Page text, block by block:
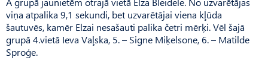
viņa atpalika 9,1 sekundi, bet uzvarētājai viena kļūda
šautuvēs, kamēr Elzai nesašauti palika četri mērķi. Vēl šajā
grupā 4.vietā Ieva Vaļska, 5. – Signe Miķelsone, 6. – Matilde
Sproģe.